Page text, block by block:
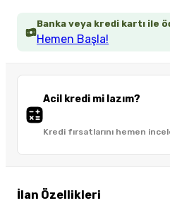
Banka veya kredi kartı ile
Hemen Başla!
Acil kredi mi lazım?
Kredi fırsatlarını hemen
İlan Özellikleri